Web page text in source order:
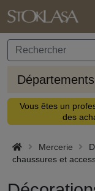
Départements
Vous êtes un
des
Mercerie
chaussures et